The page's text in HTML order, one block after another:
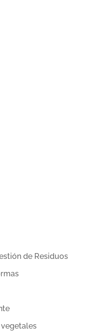
de Residuos